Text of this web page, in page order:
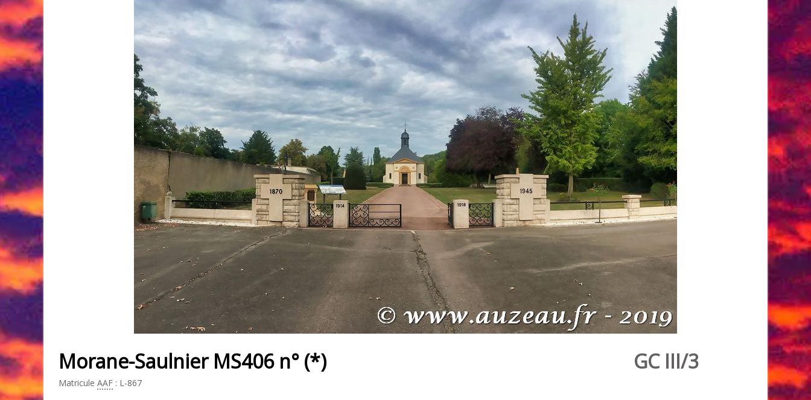
Morane-Saulnier MS406 n° (*) GC III/3
Matricule AAF : L-867